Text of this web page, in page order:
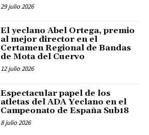
29 julio 2026
El yeclano Abel Ortega, premio
al mejor director en el
Certamen Regional de Bandas
de Mota del Cuervo
12 julio 2026
Espectacular papel de los
atletas del ADA Yeclano en el
Campeonato de España Sub18
8 julio 2026